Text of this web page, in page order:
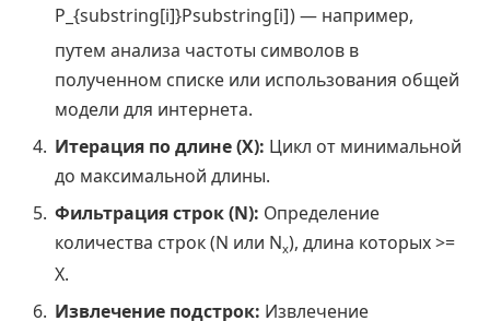
P_{substring[i]}Psubstring[i]) — например,
путем анализа частоты символов в
полученном списке или использования общей
модели для интернета.
Итерация по длине (X): Цикл от минимальной
до максимальной длины.
Фильтрация строк (N): Определение
количества строк (N или Nx), длина которых >=
X.
Извлечение подстрок: Извлечение